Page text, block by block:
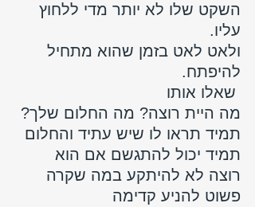
השקט שלו לא יותר מדי ללחוץ
עליו.
ולאט לאט בזמן שהוא מתחיל
להיפתח.
מה היית רוצה? מה החלום שלך?
תמיד תראו לו שיש עתיד והחלום
תמיד יכול להתגשם אם הוא
רוצה לא להיתקע במה שקרה
פשוט להניע קדימה